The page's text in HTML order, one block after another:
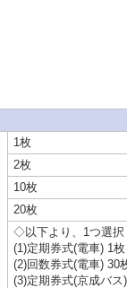
1枚
2枚
10枚
20枚
◇以下より、1つ選択
(1)定期券式(電車) 1枚
(2)回数券式(電車) 30
(3)定期券式(京成バス